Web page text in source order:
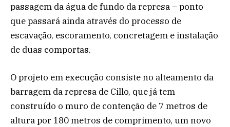
passagem da água de fundo da represa – ponto
que passará ainda através do processo de
escavação, escoramento, concretagem e instalação
de duas comportas.
O projeto em execução consiste no alteamento da
barragem da represa de Cillo, que já tem
construído o muro de contenção de 7 metros de
altura por 180 metros de comprimento, um novo